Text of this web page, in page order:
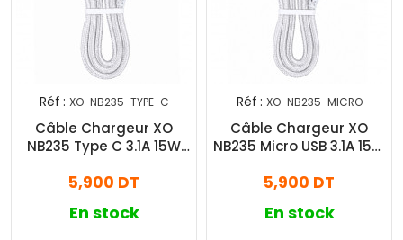
Réf : XO-NB235-TYPE-C
Câble Chargeur XO
NB235 Type C 3.1A 15W
5,900 DT
En stock
Réf : XO-NB235-MICRO
Câble Chargeur XO
NB235 Micro USB 3.1A 15W
5,900 DT
En stock